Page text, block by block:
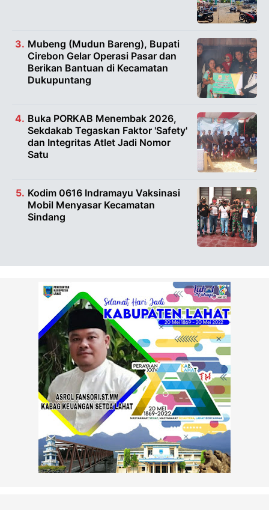
Mubeng (Mudun Bareng), Bupati
Cirebon Gelar Operasi Pasar dan
Berikan Bantuan di Kecamatan
Dukupuntang
Buka PORKAB Menembak 2026,
Sekdakab Tegaskan Faktor 'Safety'
dan Integritas Atlet Jadi Nomor
Satu
Kodim 0616 Indramayu Vaksinasi
Mobil Menyasar Kecamatan
Sindang